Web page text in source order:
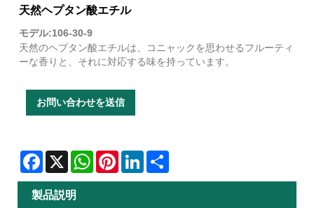
天然ヘプタン酸エチル
モデル:106-30-9
天然のヘプタン酸エチルは、コニャックを思わせるフルーティ
ーな香りと、それに対応する味を持っています。
お問い合わせを送信
Facebook
X WhatsAppPinterestLinkedIn
製品説明